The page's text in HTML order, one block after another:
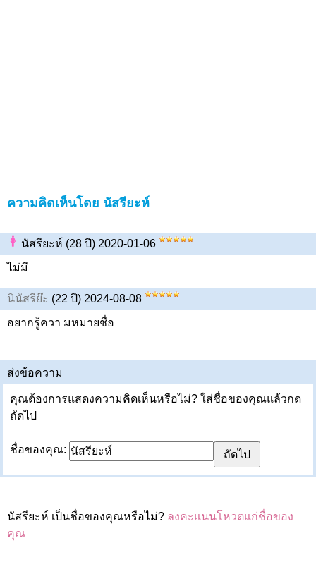
ความคิดเห็นโดย นัสรียะห์
นัสรียะห์ (28 ปี) 2020-01-06
ไม่มี
นินัสรีย๊ะ (22 ปี) 2024-08-08
อยากรู้ควา มหมายชื่อ
ส่งข้อความ
คุณต้องการแสดงความคิดเห็นหรือไม่? ใส่ชื่อของคุณแล้วกด
ถัดไป
ชื่อของคุณ:
นัสรียะห์ เป็นชื่อของคุณหรือไม่? ลงคะแนนโหวตแก่ชื่อของ
คุณ